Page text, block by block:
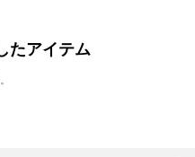
たアイテム